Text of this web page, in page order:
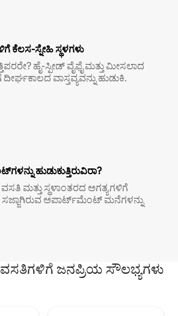
ಸ್ನೇಹಿ ಸ್ಥಳಗಳು
ಹೈ-ಸ್ಪೀಡ್ ವೈಫೈ ಮತ್ತು ಮೀಸಲಾದ
ವಾಸ್ತವ್ಯವನ್ನು ಹುಡುಕಿ.
ಹುಡುಕುತ್ತಿರುವಿರಾ?
ಮತ್ತು ಸ್ಥಳಾಂತರದ ಅಗತ್ಯಗಳಿಗೆ
ಸಜ್ಜಾಗಿರುವ ಅಪಾರ್ಟ್‌ಮೆಂಟ್ ಮನೆಗಳನ್ನು
ಜನಪ್ರಿಯ ಸೌಲಭ್ಯಗಳು